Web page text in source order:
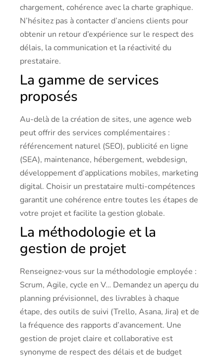
chargement, cohérence avec la charte graphique.
N’hésitez pas à contacter d’anciens clients pour
obtenir un retour d’expérience sur le respect des
délais, la communication et la réactivité du
prestataire.
La gamme de services
proposés
Au-delà de la création de sites, une agence web
peut offrir des services complémentaires :
référencement naturel (SEO), publicité en ligne
(SEA), maintenance, hébergement, webdesign,
développement d’applications mobiles, marketing
digital. Choisir un prestataire multi-compétences
garantit une cohérence entre toutes les étapes de
votre projet et facilite la gestion globale.
La méthodologie et la
gestion de projet
Renseignez-vous sur la méthodologie employée :
Scrum, Agile, cycle en V… Demandez un aperçu du
planning prévisionnel, des livrables à chaque
étape, des outils de suivi (Trello, Asana, Jira) et de
la fréquence des rapports d’avancement. Une
gestion de projet claire et collaborative est
synonyme de respect des délais et de budget